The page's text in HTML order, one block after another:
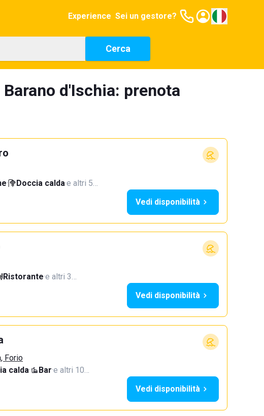
Experience Sei un gestore?
Cerca
d'Ischia: prenota
· Doccia calda·e altri 5…
Vedi disponibilità
Ristorante·e altri 3…
Vedi disponibilità
Forio
calda· Bar·e altri 10…
Vedi disponibilità